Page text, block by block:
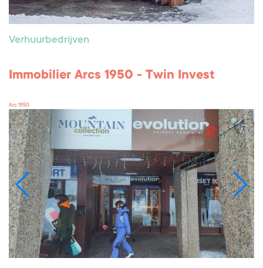
Verhuurbedrijven
Immobilier Arcs 1950 - Twin Invest
Arc 1950